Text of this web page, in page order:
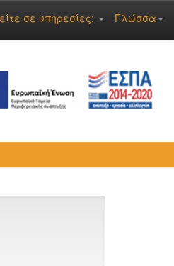
Γλώσσα
σε υπηρεσίες: